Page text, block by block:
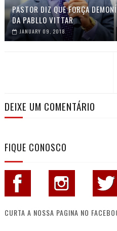
PASTOR DIZ QUE FORÇA
DA PABLLO VITTAR
JANUARY 09, 2018
DEIXE UM COMENTÁRIO
FIQUE CONOSCO
CURTA A NOSSA PAGINA NO